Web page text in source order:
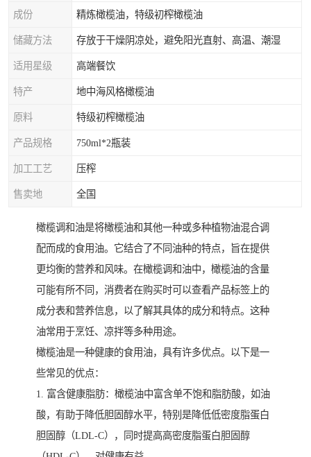
成份 精炼橄榄油，特级初榨橄榄油
储藏方法 存放于干燥阴凉处，避免阳光直射、高温、潮湿
适用星级 高端餐饮
特产 地中海风格橄榄油
原料 特级初榨橄榄油
产品规格 750ml*2瓶装
加工工艺 压榨
售卖地 全国
橄榄调和油是将橄榄油和其他一种或多种植物油混合调
配而成的食用油。它结合了不同油种的特点，旨在提供
更均衡的营养和风味。在橄榄调和油中，橄榄油的含量
可能有所不同，消费者在购买时可以查看产品标签上的
成分表和营养信息，以了解其具体的成分和特点。这种
油常用于烹饪、凉拌等多种用途。
橄榄油是一种健康的食用油，具有许多优点。以下是一
些常见的优点：
1. 富含健康脂肪：橄榄油中富含单不饱和脂肪酸，如油
酸，有助于降低胆固醇水平，特别是降低低密度脂蛋白
胆固醇（LDL-C），同时提高高密度脂蛋白胆固醇